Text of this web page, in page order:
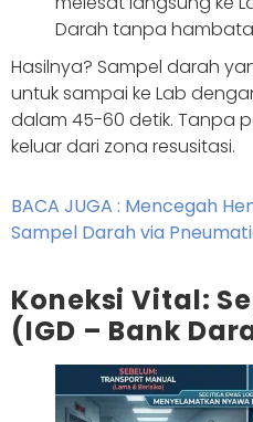
Darah tanpa
Hasilnya? Sampel darah
untuk sampai ke Lab
dalam 45-60 detik. Tanpa
keluar dari zona resusitasi.
BACA JUGA : Mencegah
Sampel Darah via
Koneksi Vital:
(IGD – Bank